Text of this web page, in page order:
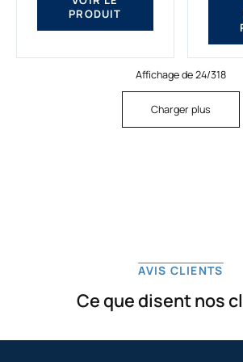
PRODUIT
Affichage de 24/318
Charger plus
AVIS CLIENTS
Ce que disent nos